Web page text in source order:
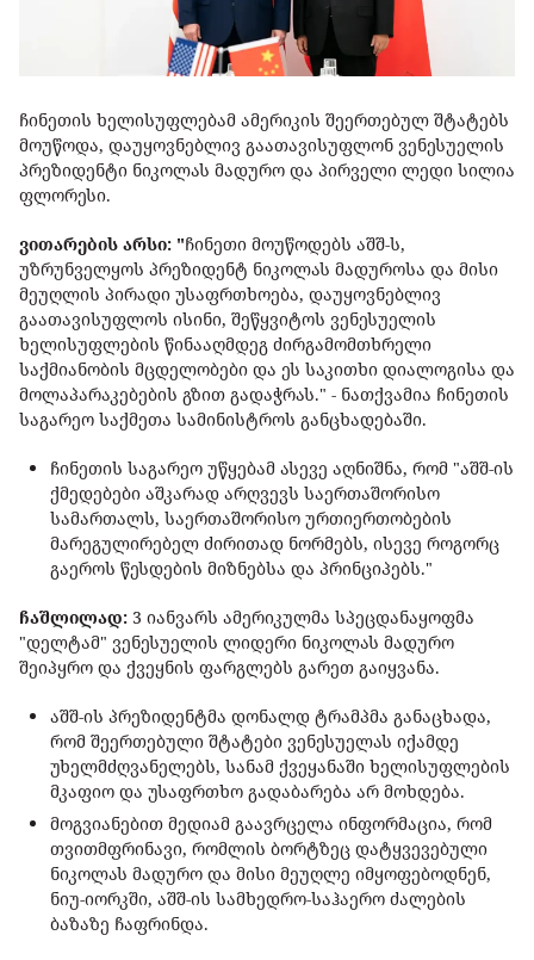
ჩინეთის ხელისუფლებამ ამერიკის შეერთებულ შტატებს
მოუწოდა, დაუყოვნებლივ გაათავისუფლონ ვენესუელის
პრეზიდენტი ნიკოლას მადურო და პირველი ლედი სილია
ფლორესი.
ვითარების არსი: "ჩინეთი მოუწოდებს აშშ-ს,
უზრუნველყოს პრეზიდენტ ნიკოლას მადუროსა და მისი
მეუღლის პირადი უსაფრთხოება, დაუყოვნებლივ
გაათავისუფლოს ისინი, შეწყვიტოს ვენესუელის
ხელისუფლების წინააღმდეგ ძირგამომთხრელი
საქმიანობის მცდელობები და ეს საკითხი დიალოგისა და
მოლაპარაკებების გზით გადაჭრას." - ნათქვამია ჩინეთის
საგარეო საქმეთა სამინისტროს განცხადებაში.
ჩინეთის საგარეო უწყებამ ასევე აღნიშნა, რომ "აშშ-ის
ქმედებები აშკარად არღვევს საერთაშორისო
სამართალს, საერთაშორისო ურთიერთობების
მარეგულირებელ ძირითად ნორმებს, ისევე როგორც
გაეროს წესდების მიზნებსა და პრინციპებს."
ჩაშლილად: 3 იანვარს ამერიკულმა სპეცდანაყოფმა
"დელტამ" ვენესუელის ლიდერი ნიკოლას მადურო
შეიპყრო და ქვეყნის ფარგლებს გარეთ გაიყვანა.
აშშ-ის პრეზიდენტმა დონალდ ტრამპმა განაცხადა,
რომ შეერთებული შტატები ვენესუელას იქამდე
უხელმძღვანელებს, სანამ ქვეყანაში ხელისუფლების
მკაფიო და უსაფრთხო გადაბარება არ მოხდება.
მოგვიანებით მედიამ გაავრცელა ინფორმაცია, რომ
თვითმფრინავი, რომლის ბორტზეც დატყვევებული
ნიკოლას მადურო და მისი მეუღლე იმყოფებოდნენ,
ნიუ-იორკში, აშშ-ის სამხედრო-საჰაერო ძალების
ბაზაზე ჩაფრინდა.